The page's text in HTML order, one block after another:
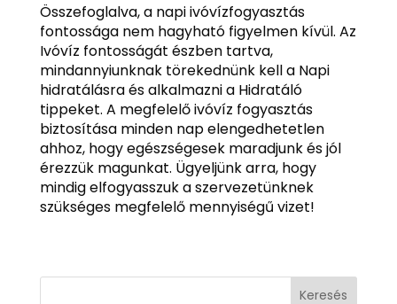
Összefoglalva, a napi ivóvízfogyasztás
fontossága nem hagyható figyelmen kívül. Az
Ivóvíz fontosságát észben tartva,
mindannyiunknak törekednünk kell a Napi
hidratálásra és alkalmazni a Hidratáló
tippeket. A megfelelő ivóvíz fogyasztás
biztosítása minden nap elengedhetetlen
ahhoz, hogy egészségesek maradjunk és jól
érezzük magunkat. Ügyeljünk arra, hogy
mindig elfogyasszuk a szervezetünknek
szükséges megfelelő mennyiségű vizet!